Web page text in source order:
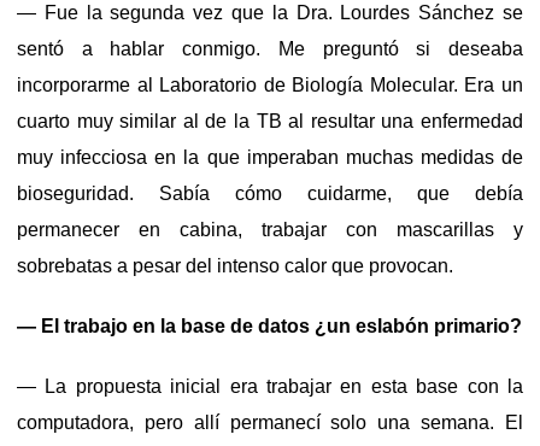
— Fue la segunda vez que la Dra. Lourdes Sánchez se
sentó a hablar conmigo. Me preguntó si deseaba
incorporarme al Laboratorio de Biología Molecular. Era un
cuarto muy similar al de la TB al resultar una enfermedad
muy infecciosa en la que imperaban muchas medidas de
bioseguridad. Sabía cómo cuidarme, que debía
permanecer en cabina, trabajar con mascarillas y
sobrebatas a pesar del intenso calor que provocan.
— El trabajo en la base de datos ¿un eslabón primario?
— La propuesta inicial era trabajar en esta base con la
computadora, pero allí permanecí solo una semana. El